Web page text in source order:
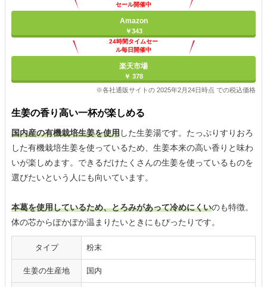
セール開催中
Amazon
￥343
24時間タイムセー
ル毎日開催中
楽天市場
￥ 378
※各社通販サイトの 2025年2月24日時点 での税込価格
生姜の香り高い一杯が楽しめる
国内産の有機栽培生姜を使用した生姜湯です。たっぷりすりおろ
した有機栽培生姜を使っているため、生姜本来の高い香りと味わ
いが楽しめます。できるだけたくさんの生姜を使っているものを
選びたいという人にも向いています。
本葛を使用しているため、とろみがあって冷めにくいのも特徴。
体の芯からぽかぽか温まりたいときにもぴったりです。
タイプ 粉末
生姜の生産地 国内